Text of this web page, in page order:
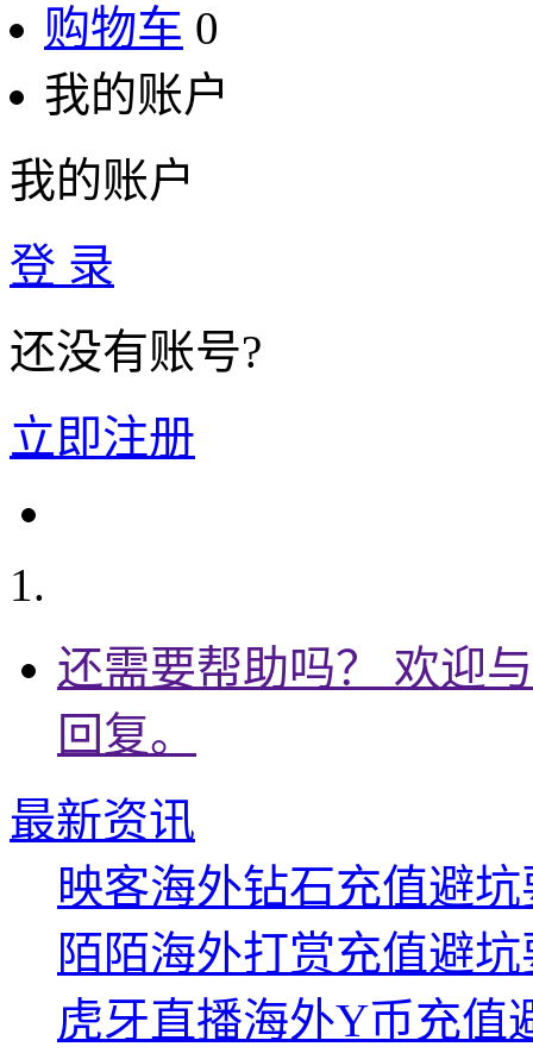
购物车 0
我的账户
我的账户
登 录
还没有账号?
立即注册
还需要帮助吗？ 欢迎
回复。
最新资讯
映客海外钻石充值避
陌陌海外打赏充值避
虎牙直播海外Y币充值